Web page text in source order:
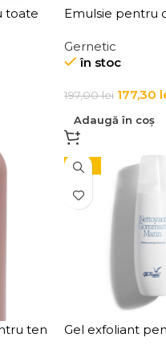
toate
Emulsie pentru
Cleansing
Gernetic
în stoc
197,00lei 177,30
Adaugă în coș
ten
-10%
Gel exfoliant